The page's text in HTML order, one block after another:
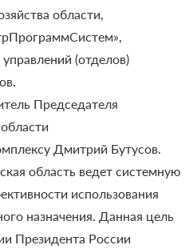
области,
(отделов)
Председателя
Дмитрий Бутусов.
область ведет системную
использования
назначения. Данная цель
Президента России